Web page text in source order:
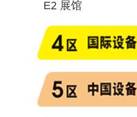
E2 展馆